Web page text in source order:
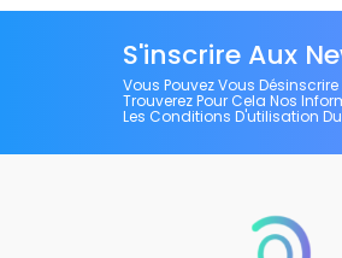
S'inscrire Aux
Vous Pouvez Vous
Trouverez Pour Cela Nos
Les Conditions D'utilisation